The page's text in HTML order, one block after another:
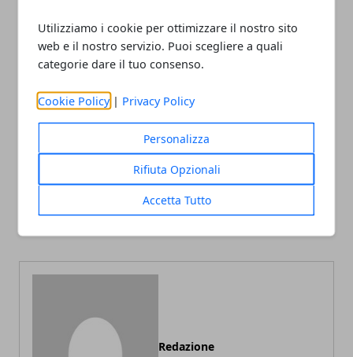
Utilizziamo i cookie per ottimizzare il nostro sito
web e il nostro servizio. Puoi scegliere a quali
categorie dare il tuo consenso.
Cookie Policy | Privacy Policy
Personalizza
Rifiuta Opzionali
Accetta Tutto
Facebook
TwitterWhatsapp
Articolo Precedente Articolo Successivo
Redazione